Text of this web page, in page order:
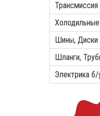
Трансмиссия
Холодильные
Шины, Диски
Шланги,
Электрика б/